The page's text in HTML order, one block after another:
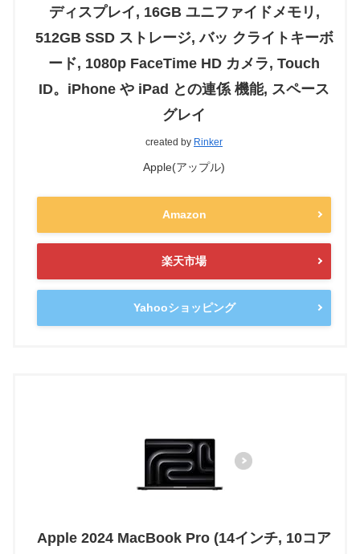
ディスプレイ, 16GB ユニファイドメモリ,
512GB SSD ストレージ, バッ クライトキーボ
ード, 1080p FaceTime HD カメラ, Touch
ID。iPhone や iPad との連係 機能, スペース
グレイ
created by Rinker
Apple(アップル)
Amazon
楽天市場
Yahooショッピング
Apple 2024 MacBook Pro (14インチ, 10コア